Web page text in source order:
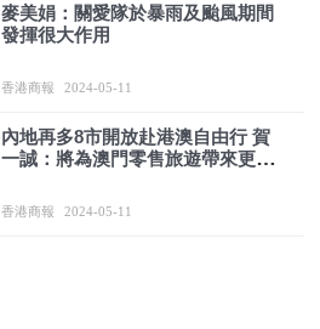
麥美娟：關愛隊於暴雨及颱風期間
發揮很大作用
香港商報 2024-05-11
內地再多8市開放赴港澳自由行 賀
一誠：將為澳門零售旅遊帶來更強
香港商報 2024-05-11